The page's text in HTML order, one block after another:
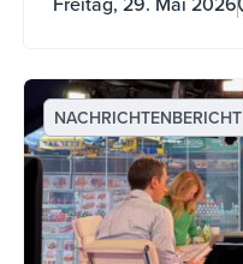
NACHRICHTENBERICHT